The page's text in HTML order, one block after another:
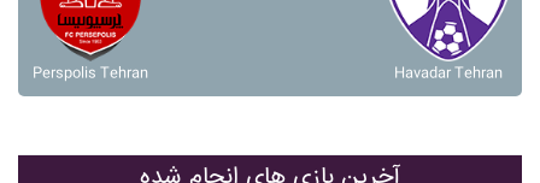
Perspolis Tehran Havadar Tehran